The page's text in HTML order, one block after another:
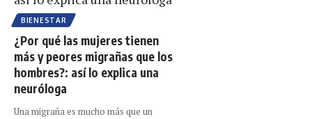
BIENESTAR
¿Por qué las mujeres tienen
más y peores migrañas que los
hombres?: así lo explica una
neuróloga
Una migraña es mucho más que un